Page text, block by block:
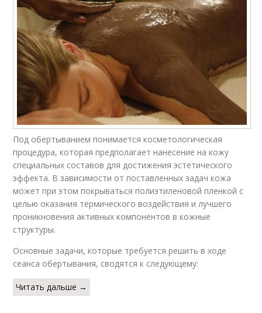
Под обертыванием понимается косметологическая
процедура, которая предполагает нанесение на кожу
специальных составов для достижения эстетического
эффекта. В зависимости от поставленных задач кожа
может при этом покрываться полиэтиленовой пленкой с
целью оказания термического воздействия и лучшего
проникновения активных компонентов в кожные
структуры.
Основные задачи, которые требуется решить в ходе
сеанса обертывания, сводятся к следующему:
Читать дальше →